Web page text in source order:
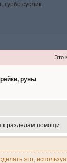
Это
руны
кразделам помощи.
это,